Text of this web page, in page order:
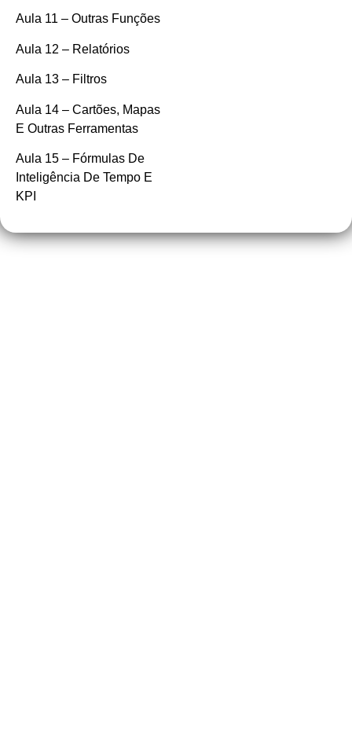
Aula 11 – Outras Funções
Aula 12 – Relatórios
Aula 13 – Filtros
Aula 14 – Cartões, Mapas
E Outras Ferramentas
Aula 15 – Fórmulas De
Inteligência De Tempo E
KPI